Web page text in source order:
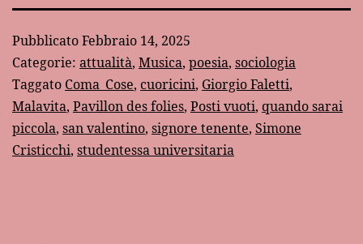
PubblicatoFebbraio 14, 2025
Categorie: attualità, Musica, poesia, sociologia
Taggato Coma_Cose, cuoricini, Giorgio Faletti,
Malavita, Pavillon des folies, Posti vuoti, quando sarai
piccola, san valentino, signore tenente, Simone
Cristicchi, studentessa universitaria